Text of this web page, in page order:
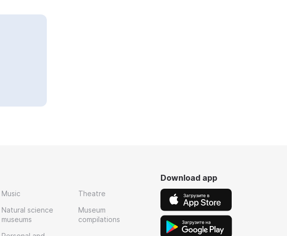
Music
Natural science
museums
Theatre
Museum
compilations
Download app